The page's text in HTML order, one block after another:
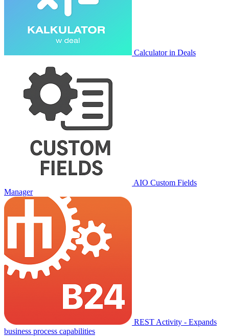
Calculator in Deals
AIO Custom Fields
Manager
REST Activity - Expands
business process capabilities